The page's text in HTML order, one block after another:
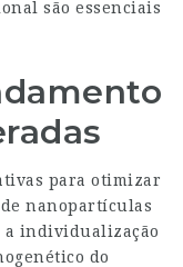
são essenciais
para otimizar
nanopartículas
a individualização
do